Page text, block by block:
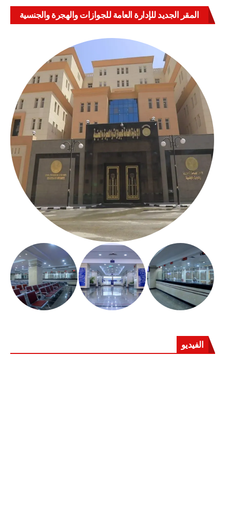
المقر الجديد للإدارة العامة للجوازات والهجرة والجنسية
الفيديو